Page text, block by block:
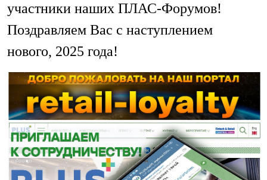
участники наших ПЛАС-Форумов!
Поздравляем Вас с наступлением
нового, 2025 года!